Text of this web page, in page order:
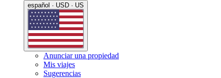
español · USD · US
Anunciar una propiedad
Mis viajes
Sugerencias